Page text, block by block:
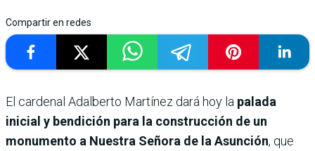
Compartir en redes
El cardenal Adalberto Martínez dará hoy la palada
inicial y bendición para la construcción de un
monumento a Nuestra Señora de la Asunción, que